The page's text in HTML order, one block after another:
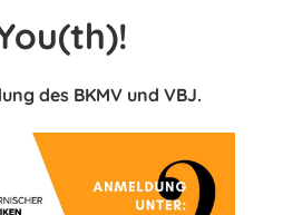
des BKMV und VBJ.